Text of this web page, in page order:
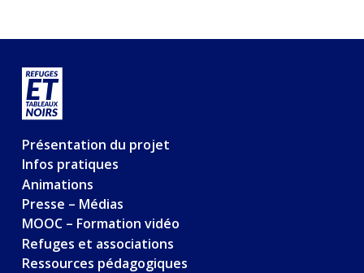
Présentation du projet
Infos pratiques
Animations
Presse – Médias
MOOC – Formation vidéo
Refuges et associations
Ressources pédagogiques